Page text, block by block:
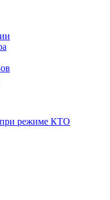
при режиме КТО